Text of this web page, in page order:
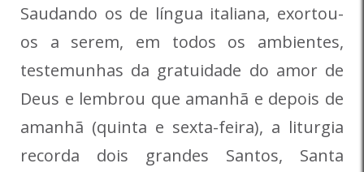
Saudando os de língua italiana, exortou-
os a serem, em todos os ambientes,
testemunhas da gratuidade do amor de
Deus e lembrou que amanhã e depois de
amanhã (quinta e sexta-feira), a liturgia
recorda dois grandes Santos, Santa